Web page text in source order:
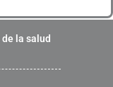
la salud